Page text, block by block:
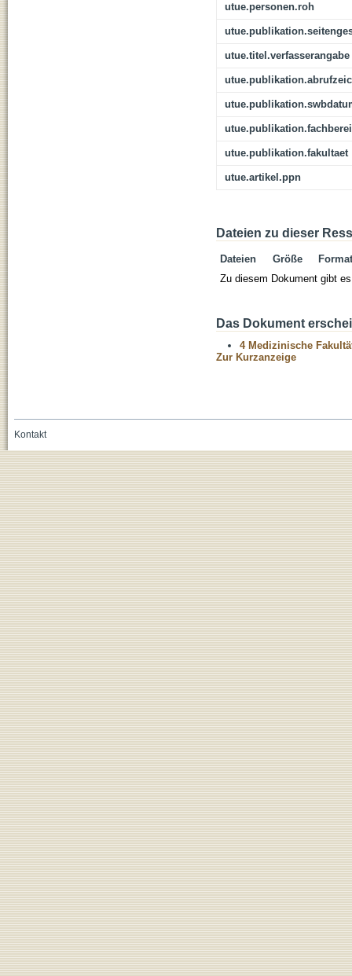
utue.personen.roh
utue.titel.verfasserangabe
utue.publikation.fakultaet
utue.artikel.ppn
Dateien zu dieser
Dateien Größe
Format
Zu diesem Dokument gibt
Das Dokument
4 Medizinische
Zur Kurzanzeige
Kontakt